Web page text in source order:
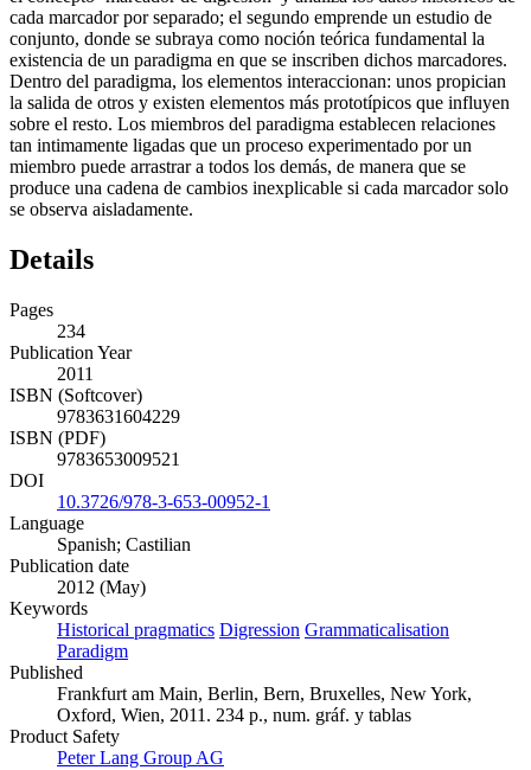
cada marcador por separado; el segundo emprende un estudio de
conjunto, donde se subraya como noción teórica fundamental la
existencia de un paradigma en que se inscriben dichos marcadores.
Dentro del paradigma, los elementos interaccionan: unos propician
la salida de otros y existen elementos más prototípicos que influyen
sobre el resto. Los miembros del paradigma establecen relaciones
tan intimamente ligadas que un proceso experimentado por un
miembro puede arrastrar a todos los demás, de manera que se
produce una cadena de cambios inexplicable si cada marcador solo
se observa aisladamente.
Details
Pages
234
Publication Year
2011
ISBN (Softcover)
9783631604229
ISBN (PDF)
9783653009521
DOI
10.3726/978-3-653-00952-1
Language
Spanish; Castilian
Publication date
2012 (May)
Keywords
Historical pragmatics Digression Grammaticalisation
Paradigm
Published
Frankfurt am Main, Berlin, Bern, Bruxelles, New York,
Oxford, Wien, 2011. 234 p., num. gráf. y tablas
Product Safety
Peter Lang Group AG